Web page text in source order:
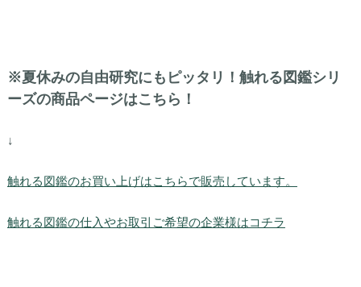
※夏休みの自由研究にもピッタリ！触れる図鑑シリ
ーズの商品ページはこちら！
↓
触れる図鑑のお買い上げはこちらで販売しています。
触れる図鑑の仕入やお取引ご希望の企業様はコチラ